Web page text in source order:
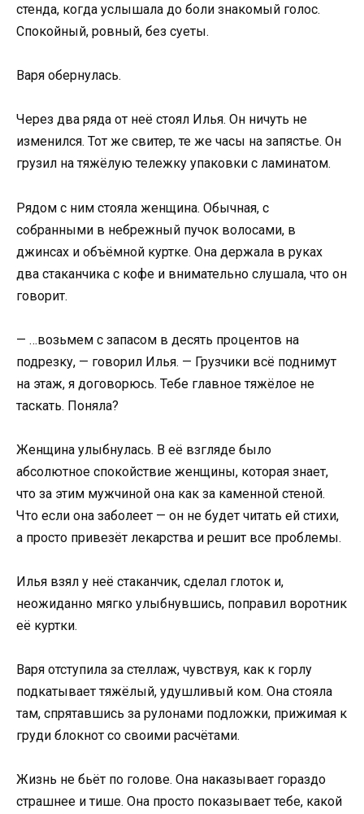
стенда, когда услышала до боли знакомый голос.
Спокойный, ровный, без суеты.
Варя обернулась.
Через два ряда от неё стоял Илья. Он ничуть не
изменился. Тот же свитер, те же часы на запястье. Он
грузил на тяжёлую тележку упаковки с ламинатом.
Рядом с ним стояла женщина. Обычная, с
собранными в небрежный пучок волосами, в
джинсах и объёмной куртке. Она держала в руках
два стаканчика с кофе и внимательно слушала, что он
говорит.
— …возьмем с запасом в десять процентов на
подрезку, — говорил Илья. — Грузчики всё поднимут
на этаж, я договорюсь. Тебе главное тяжёлое не
таскать. Поняла?
Женщина улыбнулась. В её взгляде было
абсолютное спокойствие женщины, которая знает,
что за этим мужчиной она как за каменной стеной.
Что если она заболеет — он не будет читать ей стихи,
а просто привезёт лекарства и решит все проблемы.
Илья взял у неё стаканчик, сделал глоток и,
неожиданно мягко улыбнувшись, поправил воротник
её куртки.
Варя отступила за стеллаж, чувствуя, как к горлу
подкатывает тяжёлый, удушливый ком. Она стояла
там, спрятавшись за рулонами подложки, прижимая к
груди блокнот со своими расчётами.
Жизнь не бьёт по голове. Она наказывает гораздо
страшнее и тише. Она просто показывает тебе, какой